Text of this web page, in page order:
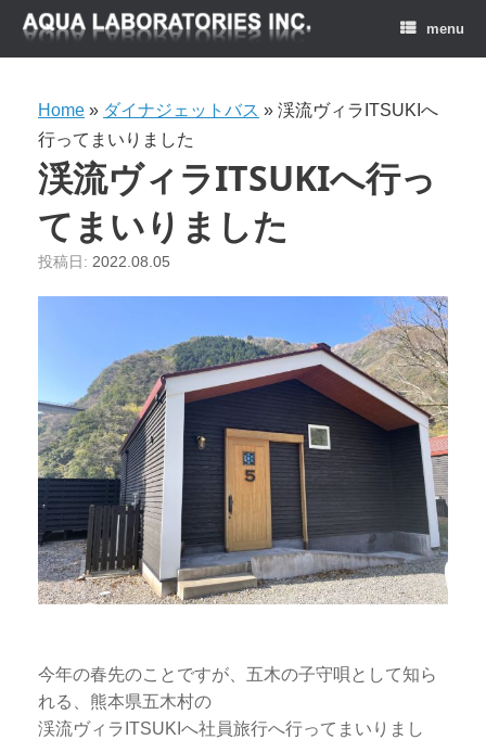
menu
Home » ダイナジェットバス » 渓流ヴィラITSUKIへ
行ってまいりました
渓流ヴィラITSUKIへ行っ
てまいりました
投稿日: 2022.08.05
今年の春先のことですが、五木の子守唄として知ら
れる、熊本県五木村の
渓流ヴィラITSUKIへ社員旅行へ行ってまいりまし